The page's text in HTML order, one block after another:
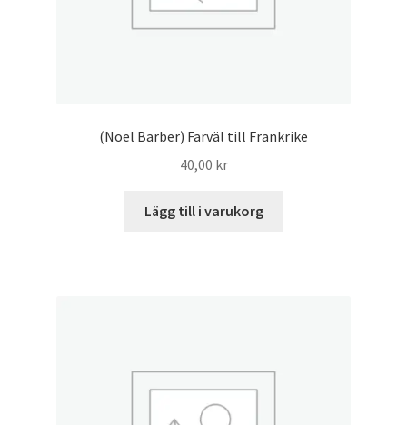
(Noel Barber) Farväl till Frankrike
40,00 kr
Lägg till i varukorg